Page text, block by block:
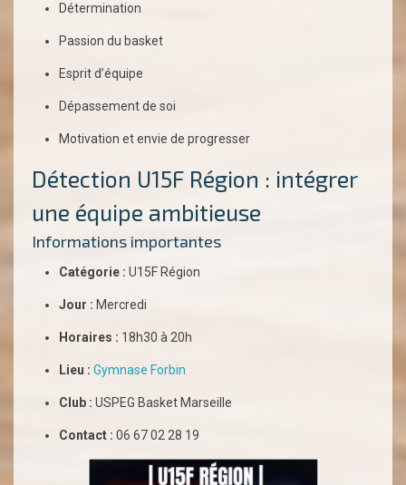
Détermination
Passion du basket
Esprit d’équipe
Dépassement de soi
Motivation et envie de progresser
Détection U15F Région : intégrer
une équipe ambitieuse
Informations importantes
Catégorie : U15F Région
Jour : Mercredi
Horaires : 18h30 à 20h
Lieu : Gymnase Forbin
Club : USPEG Basket Marseille
Contact : 06 67 02 28 19